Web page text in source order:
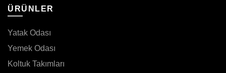
ÜRÜNLER
Yatak Odası
Yemek Odası
Koltuk Takımları